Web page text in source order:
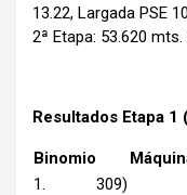
13.22, Largada PSE
2ª Etapa: 53.620
Resultados Etapa
Binomio
1. 309)